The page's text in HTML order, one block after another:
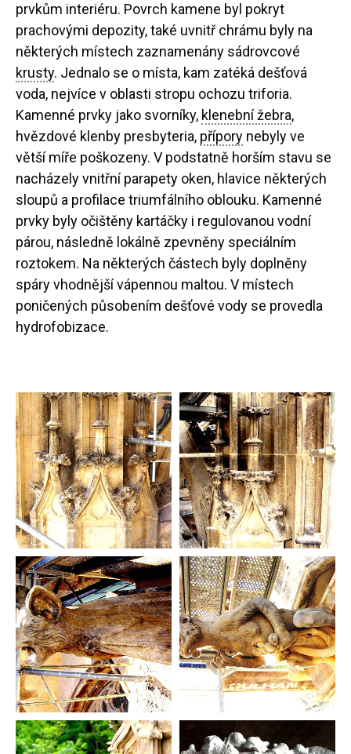
prvkům interiéru. Povrch kamene byl pokryt
prachovými depozity, také uvnitř chrámu byly na
některých místech zaznamenány sádrovcové
krusty. Jednalo se o místa, kam zatéká dešťová
voda, nejvíce v oblasti stropu ochozu triforia.
Kamenné prvky jako svorníky, klenební žebra,
hvězdové klenby presbyteria, přípory nebyly ve
větší míře poškozeny. V podstatně horším stavu se
nacházely vnitřní parapety oken, hlavice některých
sloupů a profilace triumfálního oblouku. Kamenné
prvky byly očištěny kartáčky i regulovanou vodní
párou, následně lokálně zpevněny speciálním
roztokem. Na některých částech byly doplněny
spáry vhodnější vápennou maltou. V místech
poničených působením dešťové vody se provedla
hydrofobizace.